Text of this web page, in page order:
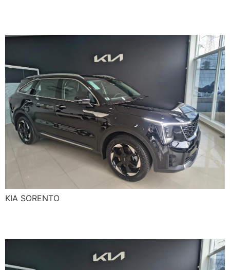
KIA SORENTO